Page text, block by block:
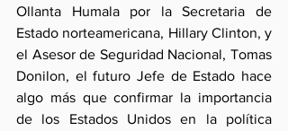
Ollanta Humala por la Secretaria de
Estado norteamericana, Hillary Clinton, y
el Asesor de Seguridad Nacional, Tomas
Donilon, el futuro Jefe de Estado hace
algo más que confirmar la importancia
de los Estados Unidos en la política